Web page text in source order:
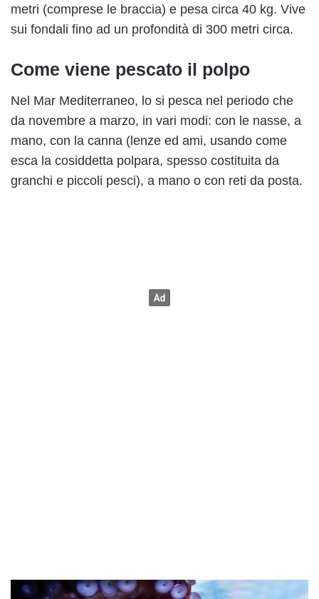
metri (comprese le braccia) e pesa circa 40 kg. Vive
sui fondali fino ad un profondità di 300 metri circa.
Come viene pescato il polpo
Nel Mar Mediterraneo, lo si pesca nel periodo che
da novembre a marzo, in vari modi: con le nasse, a
mano, con la canna (lenze ed ami, usando come
esca la cosiddetta polpara, spesso costituita da
granchi e piccoli pesci), a mano o con reti da posta.